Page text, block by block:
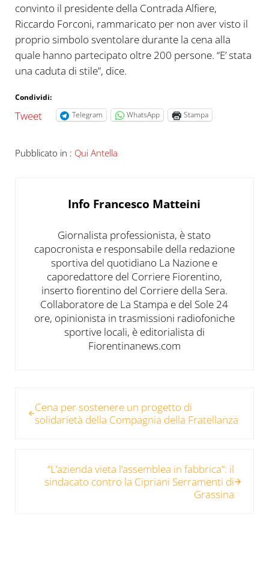
convinto il presidente della Contrada Alfiere,
Riccardo Forconi, rammaricato per non aver visto il
proprio simbolo sventolare durante la cena alla
quale hanno partecipato oltre 200 persone. “E’ stata
una caduta di stile”, dice.
Condividi:
Tweet Telegram WhatsApp Stampa
Pubblicato in : Qui Antella
Info Francesco Matteini
Giornalista professionista, è stato
capocronista e responsabile della redazione
sportiva del quotidiano La Nazione e
caporedattore del Corriere Fiorentino,
inserto fiorentino del Corriere della Sera.
Collaboratore de La Stampa e del Sole 24
ore, opinionista in trasmissioni radiofoniche
sportive locali, è editorialista di
Fiorentinanews.com
Cena per sostenere un progetto di
solidarietà della Compagnia della Fratellanza
“L’azienda vieta l’assemblea in fabbrica”: il
sindacato contro la Cipriani Serramenti di
Grassina